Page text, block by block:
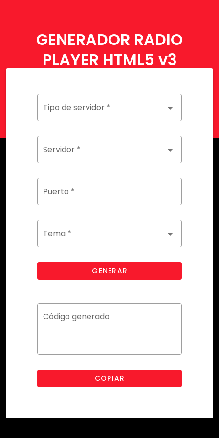
GENERADOR RADIO
PLAYER HTML5 v3
Tipo de servidor *
Servidor *
Puerto *
Tema *
GENERAR
Código generado
COPIAR